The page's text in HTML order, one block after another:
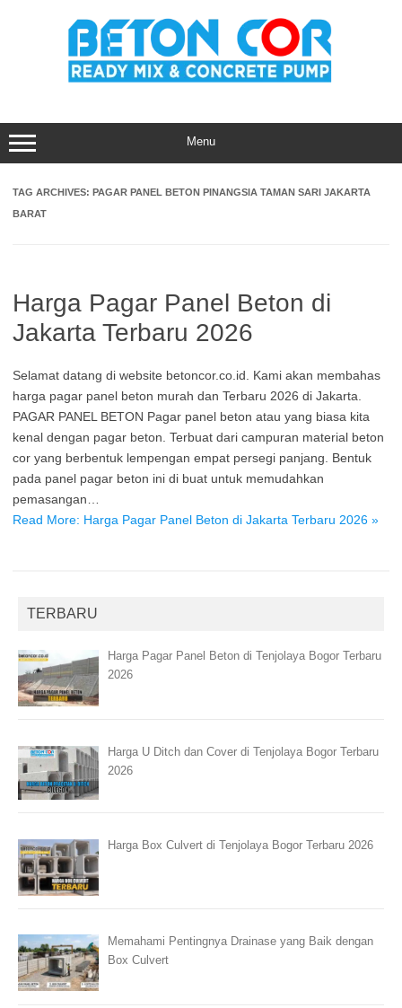
Menu
TAG ARCHIVES: PAGAR PANEL BETON PINANGSIA TAMAN SARI JAKARTA
BARAT
Harga Pagar Panel Beton di
Jakarta Terbaru 2026
Selamat datang di website betoncor.co.id. Kami akan membahas
harga pagar panel beton murah dan Terbaru 2026 di Jakarta.
PAGAR PANEL BETON Pagar panel beton atau yang biasa kita
kenal dengan pagar beton. Terbuat dari campuran material beton
cor yang berbentuk lempengan empat persegi panjang. Bentuk
pada panel pagar beton ini di buat untuk memudahkan
pemasangan…
Read More: Harga Pagar Panel Beton di Jakarta Terbaru 2026 »
TERBARU
Harga Pagar Panel Beton di Tenjolaya Bogor Terbaru
2026
Harga U Ditch dan Cover di Tenjolaya Bogor Terbaru
2026
Harga Box Culvert di Tenjolaya Bogor Terbaru 2026
Memahami Pentingnya Drainase yang Baik dengan
Box Culvert